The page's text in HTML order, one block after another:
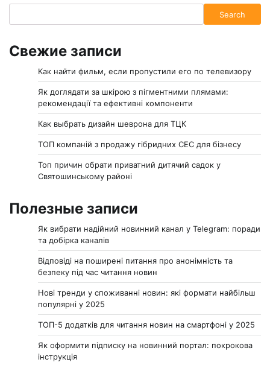
Search
Свежие записи
Как найти фильм, если пропустили его по телевизору
Як доглядати за шкірою з пігментними плямами:
рекомендації та ефективні компоненти
Как выбрать дизайн шеврона для ТЦК
ТОП компаній з продажу гібридних СЕС для бізнесу
Топ причин обрати приватний дитячий садок у
Святошинському районі
Полезные записи
Як вибрати надійний новинний канал у Telegram: поради
та добірка каналів
Відповіді на поширені питання про анонімність та
безпеку під час читання новин
Нові тренди у споживанні новин: які формати найбільш
популярні у 2025
ТОП-5 додатків для читання новин на смартфоні у 2025
Як оформити підписку на новинний портал: покрокова
інструкція